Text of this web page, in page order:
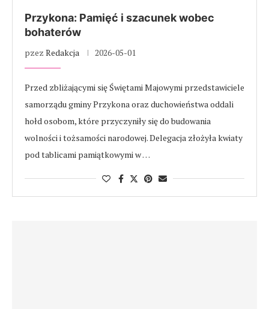
Przykona: Pamięć i szacunek wobec
bohaterów
pzez Redakcja 2026-05-01
Przed zbliżającymi się Świętami Majowymi przedstawiciele
samorządu gminy Przykona oraz duchowieństwa oddali
hołd osobom, które przyczyniły się do budowania
wolności i tożsamości narodowej. Delegacja złożyła kwiaty
pod tablicami pamiątkowymi w …